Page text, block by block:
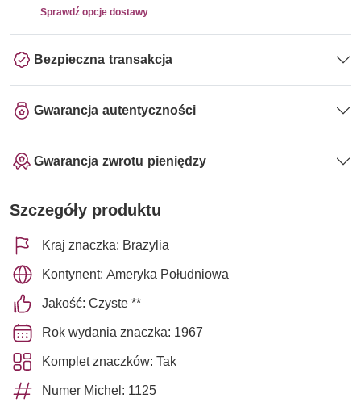
Sprawdź opcje dostawy
Bezpieczna transakcja
Gwarancja autentyczności
Gwarancja zwrotu pieniędzy
Szczegóły produktu
Kraj znaczka: Brazylia
Kontynent: Ameryka Południowa
Jakość: Czyste **
Rok wydania znaczka: 1967
Komplet znaczków: Tak
Numer Michel: 1125